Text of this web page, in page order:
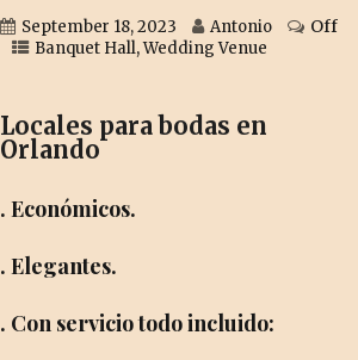
September 18, 2023 Antonio Off
Banquet Hall,Wedding Venue
Locales para bodas en
Orlando
. Económicos.
. Elegantes.
. Con servicio todo incluido: